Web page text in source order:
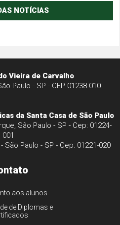
NOTÍCIAS
Vieira de Carvalho
Paulo - SP - CEP 01238-010
da Santa Casa de São Paulo
São Paulo - SP - Cep: 01224-
001
São Paulo - SP - Cep: 01221-020
aos alunos
de Diplomas e